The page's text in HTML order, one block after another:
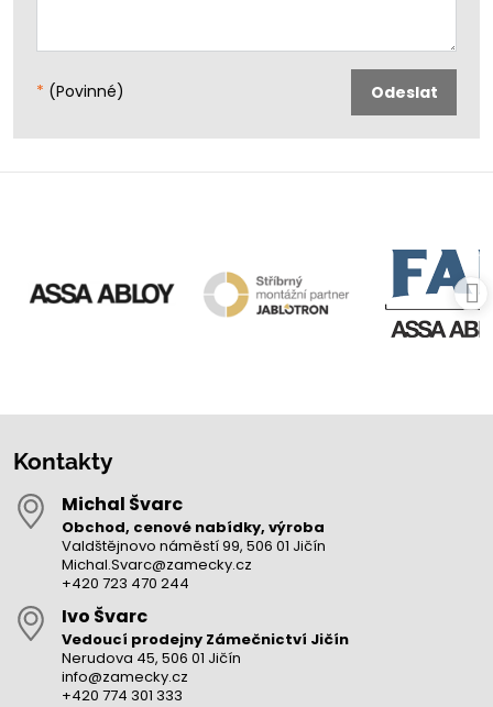
* (Povinné) Odeslat
Kontakty
Michal Švarc
Obchod, cenové nabídky, výroba
Valdštějnovo náměstí 99, 506 01 Jičín
Michal.Svarc@zamecky.cz
+420 723 470 244
Ivo Švarc
Vedoucí prodejny Zámečnictví Jičín
Nerudova 45, 506 01 Jičín
info@zamecky.cz
+420 774 301 333